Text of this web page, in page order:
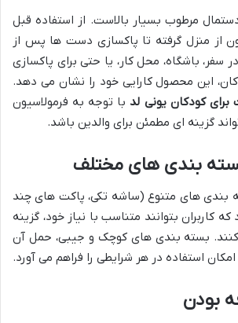
مرطوب بسیار بالاست. از استفاده قبل
از منزل گرفته تا پاکسازی دست ها پس از
باشگاه، محل کار، یا حتی برای پاکسازی
این محصول کارایی خود را نشان می دهد.
کودکان یونی لدبا توجه به فرمولاسیون
گزینه ای مطمئن برای والدین باشد.
بندی های مختلف
بندی های متنوع (ساشه تکی، پاکت های چند
بتوانند متناسب با نیاز خود، گزینه
بسته بندی های کوچک و جیبی، حمل آن
استفاده در هر شرایطی را فراهم می آورد.
بودن